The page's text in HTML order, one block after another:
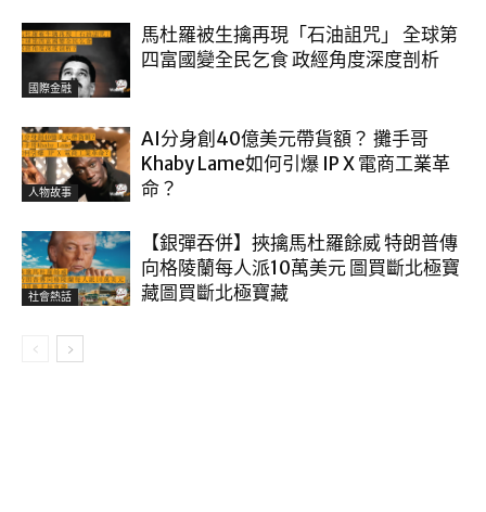
國際金融
馬杜羅被生擒再現「石油詛咒」 全球第
四富國變全民乞食 政經角度深度剖析
人物故事
AI分身創40億美元帶貨額？ 攤手哥
Khaby Lame如何引爆 IP X 電商工業革
命？
社會熱話
【銀彈吞併】挾擒馬杜羅餘威 特朗普傳
向格陵蘭每人派10萬美元 圖買斷北極寶
藏圖買斷北極寶藏